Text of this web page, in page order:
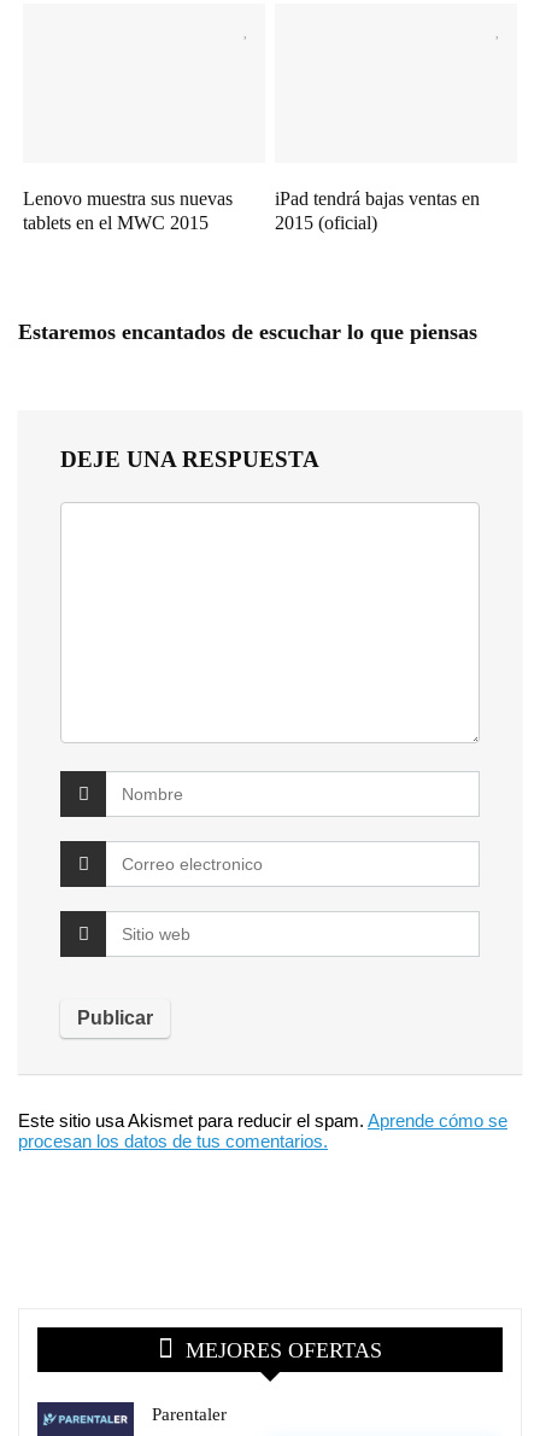
Lenovo muestra sus nuevas
tablets en el MWC 2015
iPad tendrá bajas ventas en
2015 (oficial)
Estaremos encantados de escuchar lo que piensas
DEJE UNA RESPUESTA
Este sitio usa Akismet para reducir el spam. Aprende cómo se
procesan los datos de tus comentarios.
MEJORES OFERTAS
Parentaler